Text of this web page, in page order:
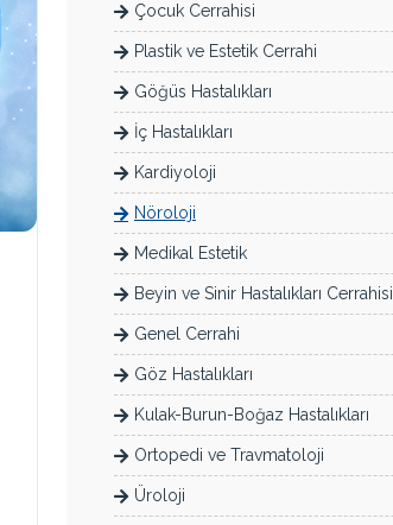
Çocuk Cerrahisi
Plastik ve Estetik Cerrahi
Göğüs Hastalıkları
İç Hastalıkları
Kardiyoloji
Nöroloji
Medikal Estetik
Beyin ve Sinir Hastalıkları Cerrahisi
Genel Cerrahi
Göz Hastalıkları
Kulak-Burun-Boğaz Hastalıkları
Ortopedi ve Travmatoloji
Üroloji